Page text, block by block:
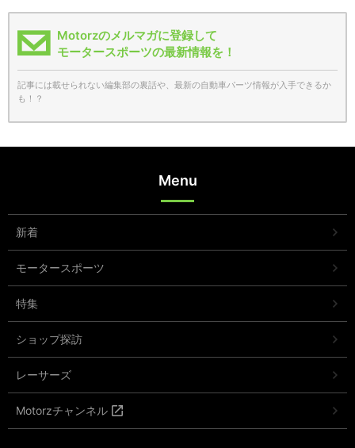
Motorzのメルマガに登録して
モータースポーツの最新情報を！
記事には載せられない編集部の裏話や、最新の自動車パーツ情報が入手できるか
も！？
Menu
新着
モータースポーツ
特集
ショップ探訪
レーサーズ
Motorzチャンネル